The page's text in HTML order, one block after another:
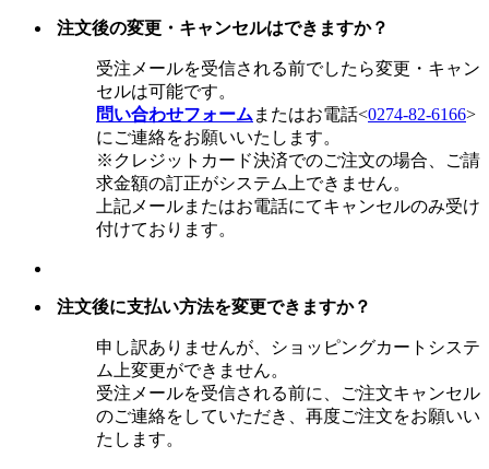
注文後の変更・キャンセルはできますか？
受注メールを受信される前でしたら変更・キャン
セルは可能です。
問い合わせフォーム またはお電話<0274-82-6166>
にご連絡をお願いいたします。
※クレジットカード決済でのご注文の場合、ご請
求金額の訂正がシステム上できません。
上記メールまたはお電話にてキャンセルのみ受け
付けております。
注文後に支払い方法を変更できますか？
申し訳ありませんが、ショッピングカートシステ
ム上変更ができません。
受注メールを受信される前に、ご注文キャンセル
のご連絡をしていただき、再度ご注文をお願いい
たします。